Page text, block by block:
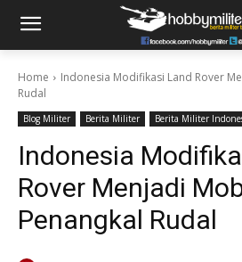
Home
Indonesia Modifikasi Land Rover
Rudal
Blog Militer Berita Militer Berita Militer
Indonesia
Rover Menjadi
Penangkal Rudal